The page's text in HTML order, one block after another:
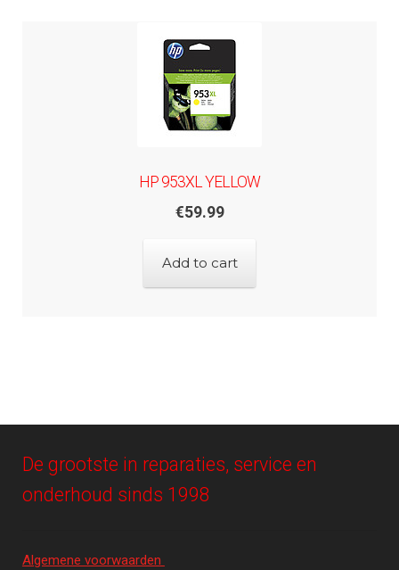
HP 953XL YELLOW
€59.99
Add to cart
De grootste in reparaties, service en
onderhoud sinds 1998
Algemene voorwaarden